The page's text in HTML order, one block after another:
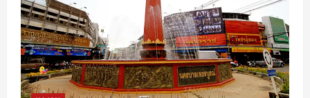
ใจ
องค์กร